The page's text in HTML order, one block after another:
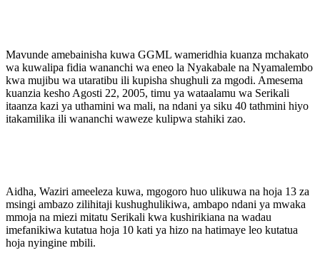
Mavunde amebainisha kuwa GGML wameridhia kuanza mchakato
wa kuwalipa fidia wananchi wa eneo la Nyakabale na Nyamalembo
kwa mujibu wa utaratibu ili kupisha shughuli za mgodi. Amesema
kuanzia kesho Agosti 22, 2005, timu ya wataalamu wa Serikali
itaanza kazi ya uthamini wa mali, na ndani ya siku 40 tathmini hiyo
itakamilika ili wananchi waweze kulipwa stahiki zao.
Aidha, Waziri ameeleza kuwa, mgogoro huo ulikuwa na hoja 13 za
msingi ambazo zilihitaji kushughulikiwa, ambapo ndani ya mwaka
mmoja na miezi mitatu Serikali kwa kushirikiana na wadau
imefanikiwa kutatua hoja 10 kati ya hizo na hatimaye leo kutatua
hoja nyingine mbili.